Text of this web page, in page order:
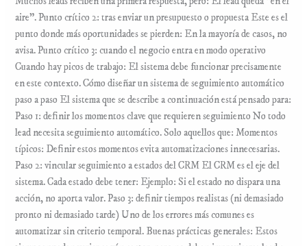
aire”. Punto crítico 2: tras enviar un presupuesto o propuesta Este es el
punto donde más oportunidades se pierden: En la mayoría de casos, no
avisa. Punto crítico 3: cuando el negocio entra en modo operativo
Cuando hay picos de trabajo: El sistema debe funcionar precisamente
en este contexto. Cómo diseñar un sistema de seguimiento automático
paso a paso El sistema que se describe a continuación está pensado para:
Paso 1: definir los momentos clave que requieren seguimiento No todo
lead necesita seguimiento automático. Solo aquellos que: Momentos
típicos: Definir estos momentos evita automatizaciones innecesarias.
Paso 2: vincular seguimiento a estados del CRM El CRM es el eje del
sistema. Cada estado debe tener: Ejemplo: Si el estado no dispara una
acción, no aporta valor. Paso 3: definir tiempos realistas (ni demasiado
pronto ni demasiado tarde) Uno de los errores más comunes es
automatizar sin criterio temporal. Buenas prácticas generales: Estos